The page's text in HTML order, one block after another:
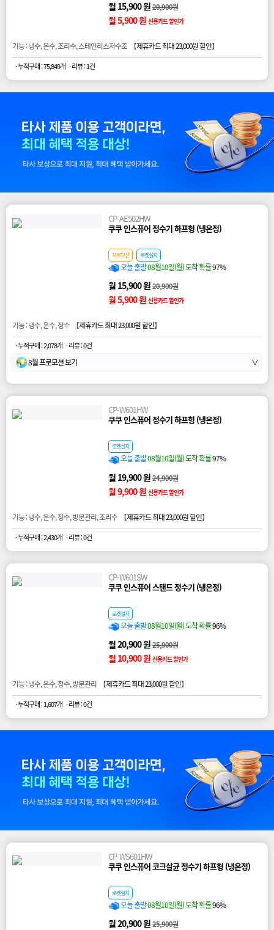
월 15,900 원20,900원
월 5,900 원 신용카드 할인가
기능 : 냉수, 온수, 조리수, 스테인리스저수조 【제휴카드 최대 23,000원 할인】
· 누적구매 : 75,849개 · 리뷰 : 1건
CP-AE502HW
쿠쿠 인스퓨어 정수기 하프형 (냉온정)
프로모션 로켓설치
오늘 출발08월10일(월) 도착 확률97%
월 15,900 원20,900원
월 5,900 원 신용카드 할인가
기능 : 냉수, 온수, 정수 【제휴카드 최대 23,000원 할인】
· 누적구매 : 2,078개 · 리뷰 : 0건
8월 프로모션 보기 ∨
CP-W601HW
쿠쿠 인스퓨어 정수기 하프헝 (냉온정)
로켓설치
오늘 출발08월10일(월) 도착 확률97%
월 19,900 원24,900원
월 9,900 원 신용카드 할인가
기능 : 냉수, 온수, 정수, 방문관리, 조리수 【제휴카드 최대 23,000원 할인】
· 누적구매 : 2,430개 · 리뷰 : 0건
CP-W601SW
쿠쿠 인스퓨어 스탠드 정수기 (냉온정)
로켓설치
오늘 출발08월10일(월) 도착 확률96%
월 20,900 원25,900원
월 10,900 원 신용카드 할인가
기능 : 냉수, 온수, 정수, 방문관리 【제휴카드 최대 23,000원 할인】
· 누적구매 : 1,607개 · 리뷰 : 0건
CP-WS601HW
쿠쿠 인스퓨어 코크살균 정수기 하프형 (냉온정)
로켓설치
오늘 출발08월10일(월) 도착 확률96%
월 20,900 원25,900원